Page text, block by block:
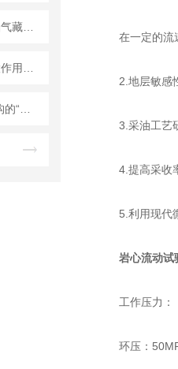
在一定的流速
2.地层敏感性(
3.采油工艺研
4.提高采收率
5.利用现代微
岩心流动试
工作压力：
环压：